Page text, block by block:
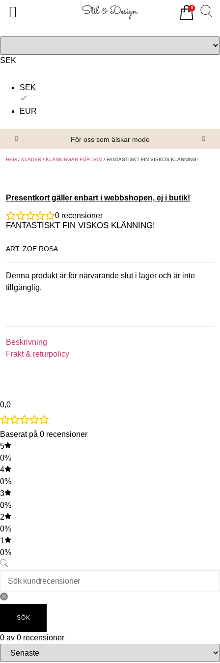
SEK
SEK
EUR
För oss som älskar mode
HEM / KLÄDER / KLÄNNINGAR FÖR DAM / FANTASTISKT FIN VISKOS KLÄNNING!
Presentkort gäller enbart i webbshopen, ej i butik!
0 recensioner
FANTASTISKT FIN VISKOS KLÄNNING!
ART: ZOE ROSA
Denna produkt är för närvarande slut i lager och är inte
tillgänglig.
Beskrivning
Frakt & returpolicy
0,0
Baserat på 0 recensioner
5
0%
4
0%
3
0%
2
0%
1
0%
SÖK
0 av 0 recensioner
0
Alla produkter
Om oss